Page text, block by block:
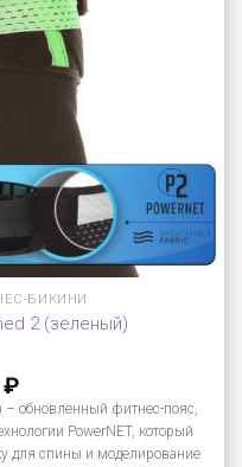
БИКИНИ
2 (зеленый)
₽
– обновленный фитнес-пояс,
PowerNET, который
для спины и моделирование